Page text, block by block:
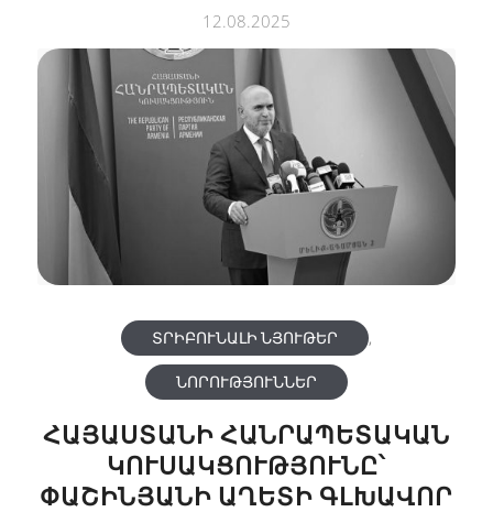
12.08.2025
ՀԱՅԱՍՏԱՆԻ ՀԱՆՐԱՊԵՏԱԿԱՆ
ԿՈՒՍԱԿՑՈՒԹՅՈՒՆԸ՝
ՓԱՇԻՆՅԱՆԻ ԱՂԵՏԻ ԳԼԽԱՎՈՐ
ՏՐԻԲՈՒՆԱԼԻ ՆՅՈՒԹԵՐ ,
ՆՈՐՈՒԹՅՈՒՆՆԵՐ